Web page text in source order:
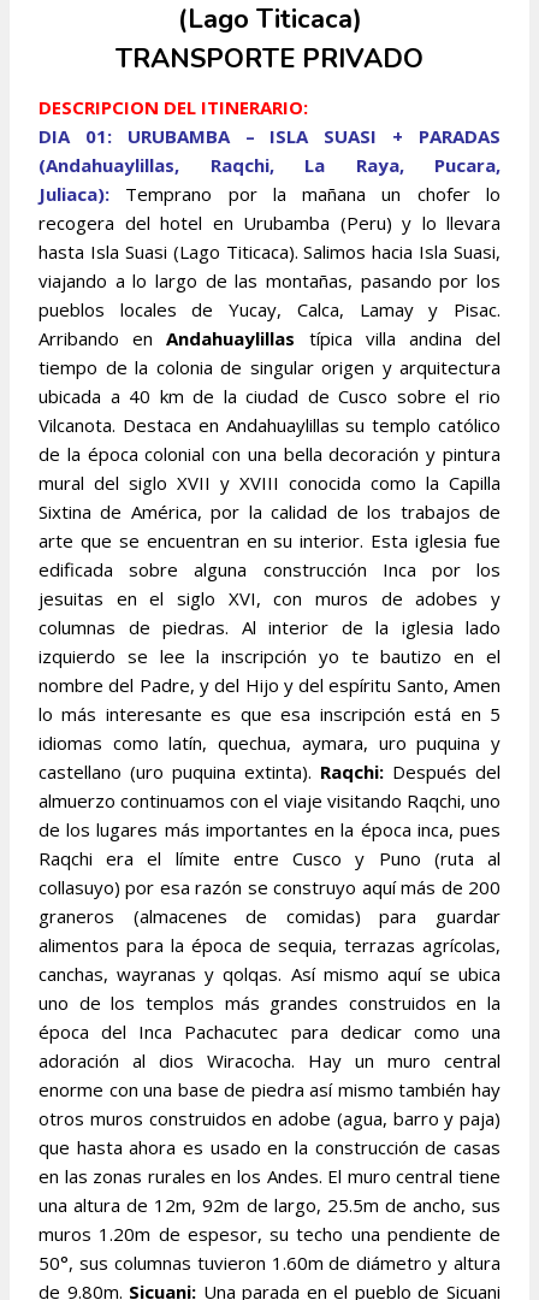
(Lago Titicaca)
TRANSPORTE PRIVADO
DESCRIPCION DEL ITINERARIO:
DIA 01: URUBAMBA – ISLA SUASI + PARADAS
(Andahuaylillas, Raqchi, La Raya, Pucara,
Juliaca): Temprano por la mañana un chofer lo
recogera del hotel en Urubamba (Peru) y lo llevara
hasta Isla Suasi (Lago Titicaca). Salimos hacia Isla Suasi,
viajando a lo largo de las montañas, pasando por los
pueblos locales de Yucay, Calca, Lamay y Pisac.
Arribando enAndahuaylillas típica villa andina del
tiempo de la colonia de singular origen y arquitectura
ubicada a 40 km de la ciudad de Cusco sobre el rio
Vilcanota. Destaca en Andahuaylillas su templo católico
de la época colonial con una bella decoración y pintura
mural del siglo XVII y XVIII conocida como la Capilla
Sixtina de América, por la calidad de los trabajos de
arte que se encuentran en su interior. Esta iglesia fue
edificada sobre alguna construcción Inca por los
jesuitas en el siglo XVI, con muros de adobes y
columnas de piedras. Al interior de la iglesia lado
izquierdo se lee la inscripción yo te bautizo en el
nombre del Padre, y del Hijo y del espíritu Santo, Amen
lo más interesante es que esa inscripción está en 5
idiomas como latín, quechua, aymara, uro puquina y
castellano (uro puquina extinta). Raqchi: Después del
almuerzo continuamos con el viaje visitando Raqchi, uno
de los lugares más importantes en la época inca, pues
Raqchi era el límite entre Cusco y Puno (ruta al
collasuyo) por esa razón se construyo aquí más de 200
graneros (almacenes de comidas) para guardar
alimentos para la época de sequia, terrazas agrícolas,
canchas, wayranas y qolqas. Así mismo aquí se ubica
uno de los templos más grandes construidos en la
época del Inca Pachacutec para dedicar como una
adoración al dios Wiracocha. Hay un muro central
enorme con una base de piedra así mismo también hay
otros muros construidos en adobe (agua, barro y paja)
que hasta ahora es usado en la construcción de casas
en las zonas rurales en los Andes. El muro central tiene
una altura de 12m, 92m de largo, 25.5m de ancho, sus
muros 1.20m de espesor, su techo una pendiente de
50°, sus columnas tuvieron 1.60m de diámetro y altura
de 9.80m. Sicuani: Una parada en el pueblo de Sicuani